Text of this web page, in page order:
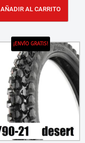
AÑADIR AL CARRITO
¡ENVÍO GRATIS!